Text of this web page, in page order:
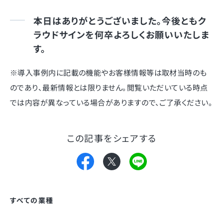
本日はありがとうございました。今後ともク
ラウドサインを何卒よろしくお願いいたしま
す。
※導入事例内に記載の機能やお客様情報等は取材当時のも
のであり、最新情報とは限りません。閲覧いただいている時点
では内容が異なっている場合がありますので、ご了承ください。
この記事をシェアする
すべての業種